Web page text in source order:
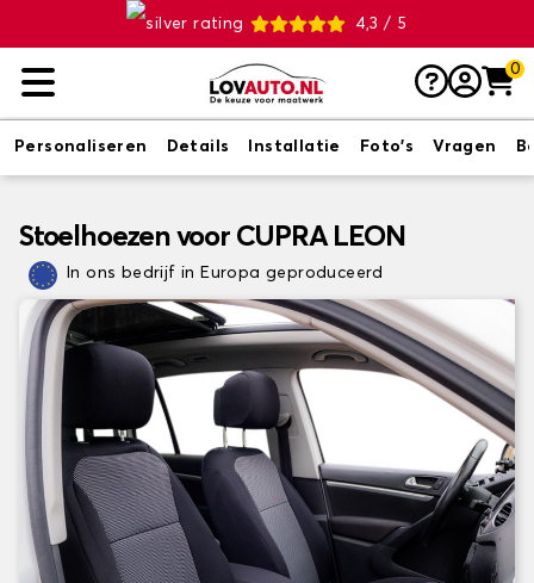
4,3 / 5
0
Personaliseren Details Installatie Foto's Vragen
Stoelhoezen voor CUPRA LEON
In ons bedrijf in Europa geproduceerd